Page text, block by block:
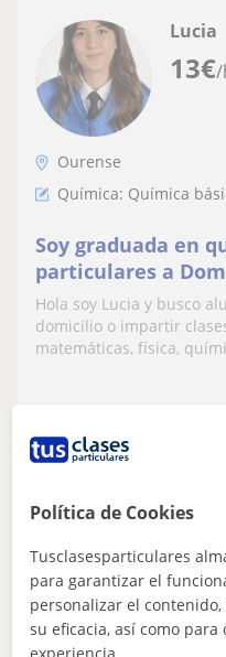
13€/
Lucia
Ourense
Química: Química
Soy graduada en
particulares a
matemáticas,
Tengo experiencia
desde primero de
Hola soy Lucia y busco
domicilio o impartir
matemáticas, física,
ver más
12€
Paula
Política de Cookies
Tusclasesparticulares
para garantizar el
personalizar el
su eficacia, así como
experiencia.